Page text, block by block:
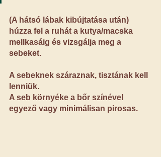
(A hátsó lábak kibújtatása után)
húzza fel a ruhát a kutya/macska
mellkasáig és vizsgálja meg a
sebeket.
A sebeknek száraznak, tisztának kell
lenniük.
A seb környéke a bőr színével
egyező vagy minimálisan pirosas.